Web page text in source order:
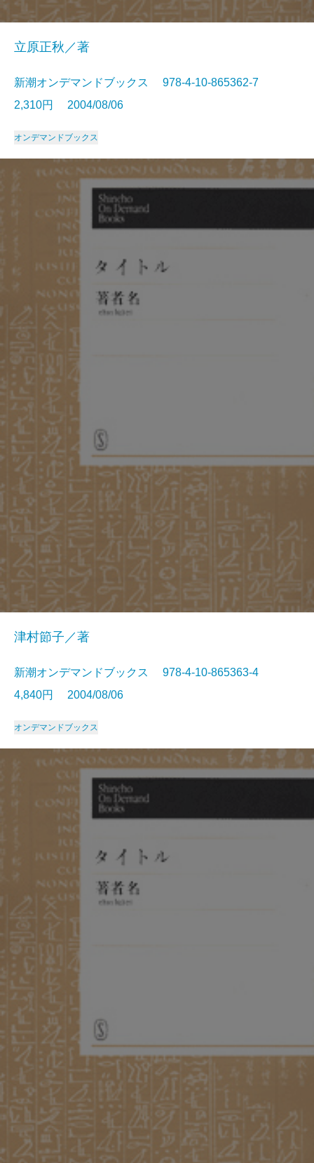
立原正秋／著
新潮オンデマンドブックス 978-4-10-865362-7
2,310円 2004/08/06
オンデマンドブックス
津村節子／著
新潮オンデマンドブックス 978-4-10-865363-4
4,840円 2004/08/06
オンデマンドブックス